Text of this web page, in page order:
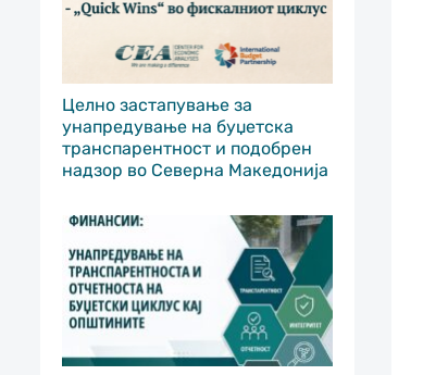
Целно застапување за
унапредување на буџетска
транспарентност и подобрен
надзор во Северна Македонија